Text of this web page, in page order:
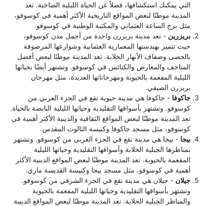
التي يمكنك استكشافها، فضلاً عن الحياة الليلية الصاخبة. تعد
المدينة موطنًا لبعض المواقع التاريخية الأكثر أهمية في كوسوفو،
مثل برج الساعة العثماني والمكتبة الوطنية في كوسوفو.
بريزرين - تعد مدينة بريزرن واحدة من أجمل مدن كوسوفو،
حيث تتميز بهندستها المعمارية العثمانية وشوارعها المرصوفة
بالحصى وضفاف الأنهار الخلابة. تعد المدينة موطنًا لبعض أفضل
المتاحف والمعارض والكنائس في كوسوفو. وتشتهر أيضًا بحياتها
الليلية المفعمة بالحيوية ومهرجاناتها العديدة، مثل مهرجان
بريزرن الصيفي.
جاكوفا - جاكوفا هي مدينة حيوية تقع في الجزء الغربي من
كوسوفو. وتشتهر بأسواقها التقليدية وحياتها الليلية النابضة بالحياة.
تعد المدينة موطنًا لبعض المواقع الثقافية والدينية الأكثر أهمية في
كوسوفو، مثل مسجد جاكوفا وكنيسة الثالوث المقدس.
بيجا - بيجا هي مدينة تقع في الجزء الغربي من كوسوفو. وتشتهر
بمناظرها الجبلية الخلابة وأسواقها التقليدية وحياتها الليلية
المفعمة بالحيوية. تعد المدينة موطنًا لبعض المواقع الدينية الأكثر
أهمية في كوسوفو، مثل مسجد بيجا وكنيسة القديسة ماري.
جيلان - جيلان هي مدينة تقع في الجزء الشرقي من كوسوفو.
وتشتهر بأسواقها التقليدية وحياتها الليلية المفعمة بالحيوية
والمناظر الجبلية الخلابة. تعد المدينة موطنًا لبعض المواقع الدينية